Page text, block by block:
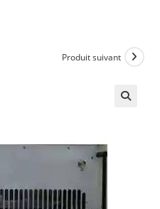
Produit suivant